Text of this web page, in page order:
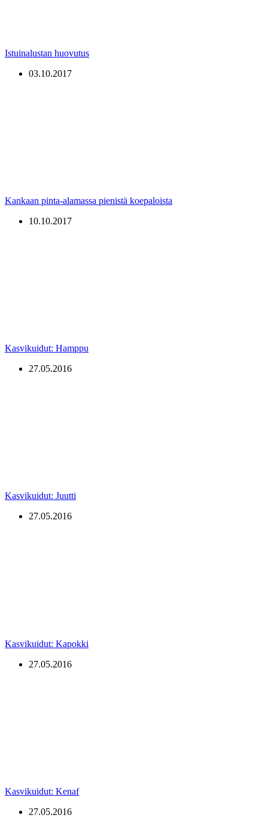
Istuinalustan huovutus
03.10.2017
Kankaan pinta-alamassa pienistä koepaloista
10.10.2017
Kasvikuidut: Hamppu
27.05.2016
Kasvikuidut: Juutti
27.05.2016
Kasvikuidut: Kapokki
27.05.2016
Kasvikuidut: Kenaf
27.05.2016